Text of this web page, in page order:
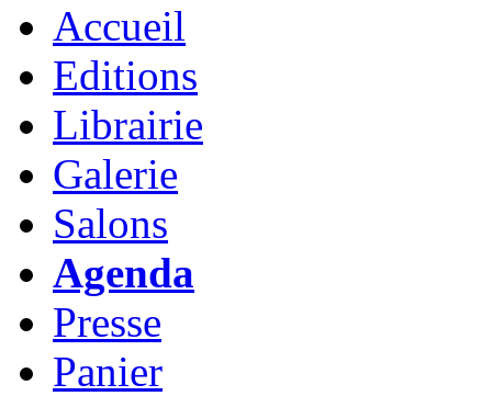
Accueil
Editions
Librairie
Galerie
Salons
Agenda
Presse
Panier